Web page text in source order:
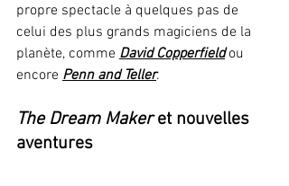
propre spectacle à quelques pas de
celui des plus grands magiciens de la
planète, comme David Copperfield ou
encore Penn and Teller.
The Dream Maker et nouvelles
aventures